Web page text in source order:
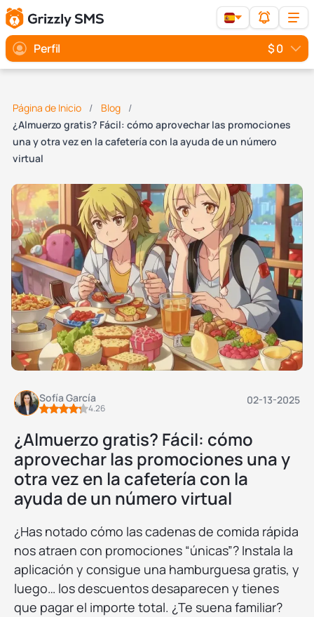
Perfil $ 0
Página de Inicio
Blog
¿Almuerzo gratis? Fácil: cómo aprovechar las promociones
una y otra vez en la cafetería con la ayuda de un número
virtual
Sofía García
4.26
02-13-2025
¿Almuerzo gratis? Fácil: cómo
aprovechar las promociones una y
otra vez en la cafetería con la
ayuda de un número virtual
¿Has notado cómo las cadenas de comida rápida
nos atraen con promociones “únicas”? Instala la
aplicación y consigue una hamburguesa gratis, y
luego… los descuentos desaparecen y tienes
que pagar el importe total. ¿Te suena familiar?